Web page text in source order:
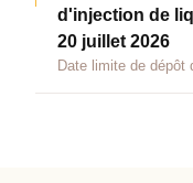
d'injection de
20 juillet 2026
Date limite de dépôt